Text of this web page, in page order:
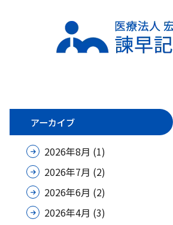
アーカイブ
2026年8月 (1)
2026年7月 (2)
2026年6月 (2)
2026年4月 (3)